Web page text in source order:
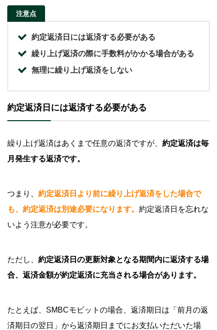
注意点
約定返済日には返済する必要がある
繰り上げ返済の際に手数料がかかる場合がある
無理に繰り上げ返済をしない
約定返済日には返済する必要がある
繰り上げ返済はあくまで任意の返済ですが、 約定返済は毎
月発生する返済です。
つまり、 約定返済日より前に繰り上げ返済をした場合で
も、約定返済は別途必要になります。 約定返済日を忘れな
いよう注意が必要です。
ただし、 約定返済日の更新対象となる期間内に返済する場
合、返済金額が約定返済に充当される場合があります。
たとえば、SMBCモビットの場合、返済期日は「前月の返
済期日の翌日」から返済期日までにお支払いただいた場